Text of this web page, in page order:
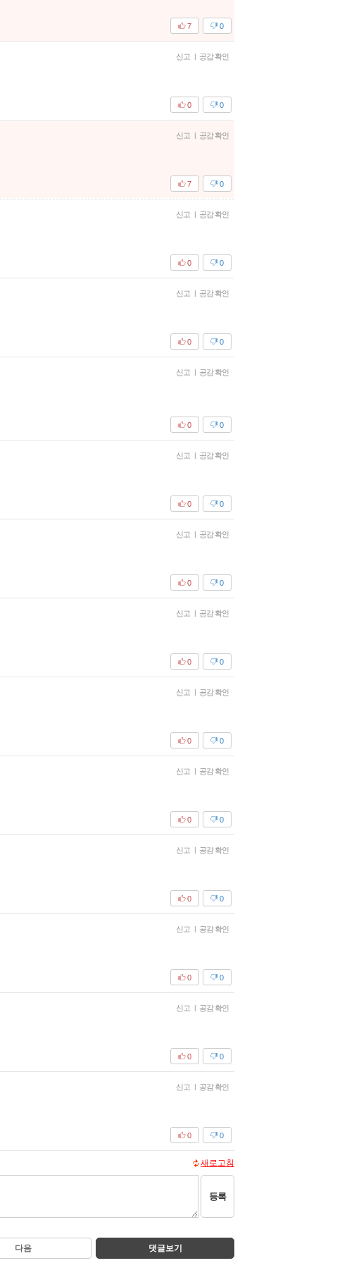
0
7
신고 | 공감 확인
0
0
신고 | 공감 확인
0
7
신고 | 공감 확인
0
0
신고 | 공감 확인
0
0
신고 | 공감 확인
0
0
신고 | 공감 확인
0
0
신고 | 공감 확인
0
0
신고 | 공감 확인
0
0
신고 | 공감 확인
0
0
신고 | 공감 확인
0
0
신고 | 공감 확인
0
0
신고 | 공감 확인
0
0
신고 | 공감 확인
0
0
신고 | 공감 확인
0
0
새로고침
등록
다음 댓글보기